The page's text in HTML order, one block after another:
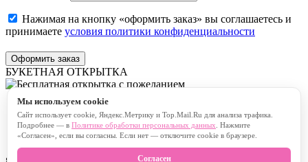
Нажимая на кнопку «оформить заказ» вы соглашаетесь и
принимаете условия политики конфиденциальности
Оформить заказ
БУКЕТНАЯ ОТКРЫТКА
Бесплатная открытка с пожеланием
Платная открытка с пожеланием
Мы используем cookie
Сайт использует cookie, Яндекс.Метрику и Top.Mail.Ru для анализа трафика.
Подробнее — в Политике обработки персональных данных . Нажмите
«Согласен», если вы согласны. Если нет — отключите cookie в браузере.
Согласен